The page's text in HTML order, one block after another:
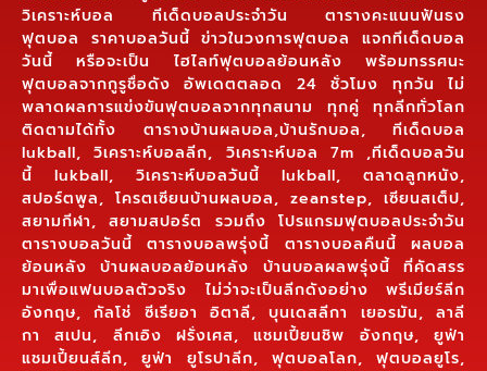
วิเคราะห์บอล ทีเด็ดบอลประจำวัน ตารางคะแนนฟันธง
ฟุตบอล ราคาบอลวันนี้ ข่าวในวงการฟุตบอล แจกทีเด็ดบอล
วันนี้ หรือจะเป็น ไฮไลท์ฟุตบอลย้อนหลัง พร้อมทรรศนะ
ฟุตบอลจากกูรูชื่อดัง อัพเดตตลอด 24 ชั่วโมง ทุกวัน ไม่
พลาดผลการแข่งขันฟุตบอลจากทุกสนาม ทุกคู่ ทุกลีกทั่วโลก
ติดตามได้ทั้ง ตารางบ้านผลบอล,บ้านรักบอล, ทีเด็ดบอล
lukball, วิเคราะห์บอลลีก, วิเคราะห์บอล 7m ,ทีเด็ดบอลวัน
นี้ lukball, วิเคราะห์บอลวันนี้ lukball, ตลาดลูกหนัง,
สปอร์ตพูล, โครตเซียนบ้านผลบอล, zeanstep, เซียนสเต็ป,
สยามกีฬา, สยามสปอร์ต รวมถึง โปรแกรมฟุตบอลประจำวัน
ตารางบอลวันนี้ ตารางบอลพรุ่งนี้ ตารางบอลคืนนี้ ผลบอล
ย้อนหลัง บ้านผลบอลย้อนหลัง บ้านบอลผลพรุ่งนี้ ที่คัดสรร
มาเพื่อแฟนบอลตัวจริง ไม่ว่าจะเป็นลีกดังอย่าง พรีเมียร์ลีก
อังกฤษ, กัลโช่ ซีเรียอา อิตาลี, บุนเดสลีกา เยอรมัน, ลาลี
กา สเปน, ลีกเอิง ฝรั่งเศส, แชมเปี้ยนชิพ อังกฤษ, ยูฟ่า
แชมเปี้ยนส์ลีก, ยูฟ่า ยูโรปาลีก, ฟุตบอลโลก, ฟุตบอลยูโร,